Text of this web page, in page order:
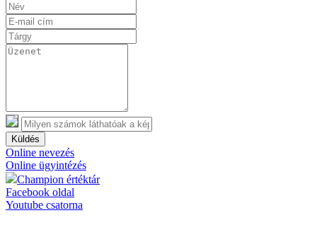
Küldés
Online nevezés
Online ügyintézés
Champion értéktár
Facebook oldal
Youtube csatorna